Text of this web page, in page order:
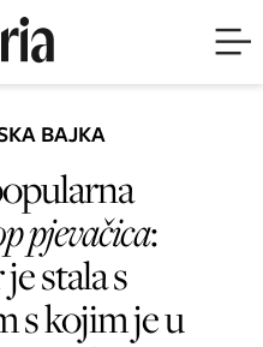
BAJKA
pjevačica:
stala s
s kojim je u